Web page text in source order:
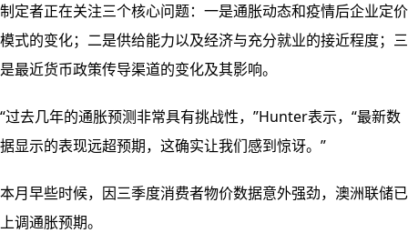
制定者正在关注三个核心问题：一是通胀动态和疫情后企业定价
模式的变化；二是供给能力以及经济与充分就业的接近程度；三
是最近货币政策传导渠道的变化及其影响。
“过去几年的通胀预测非常具有挑战性，”Hunter表示，“最新数
据显示的表现远超预期，这确实让我们感到惊讶。”
本月早些时候，因三季度消费者物价数据意外强劲，澳洲联储已
上调通胀预期。